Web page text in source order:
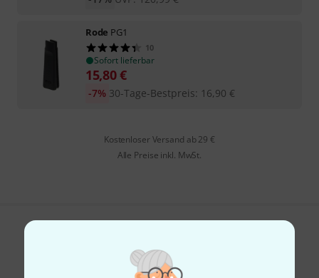
Rode PG1
10
Sofort lieferbar
15,80€
30-Tage-Bestpreis: 16,90 €
-7%
Kostenloser Versand ab 29 €
Alle Preise inkl. MwSt.
Hilfe & Feedback